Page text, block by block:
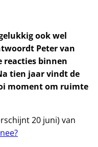
ook wel
Peter van
reacties binnen
tien jaar vindt de
moment om ruimte
20 juni) van